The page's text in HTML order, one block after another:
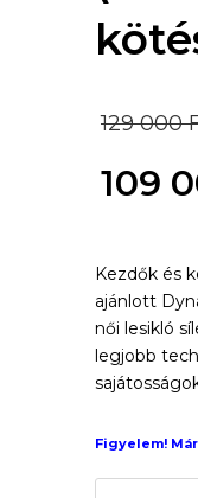
129 000
109
price
is:
109
Kezdők és
ajánlott
női lesikló
legjobb
Figyelem!